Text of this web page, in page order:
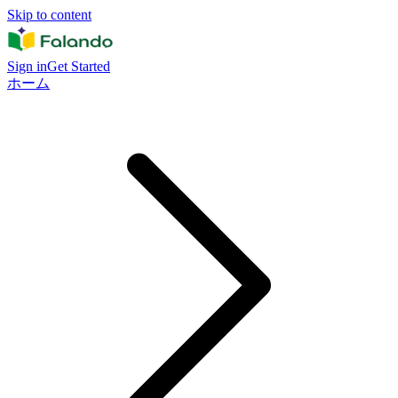
Skip to content
Sign inGet Started
ホーム